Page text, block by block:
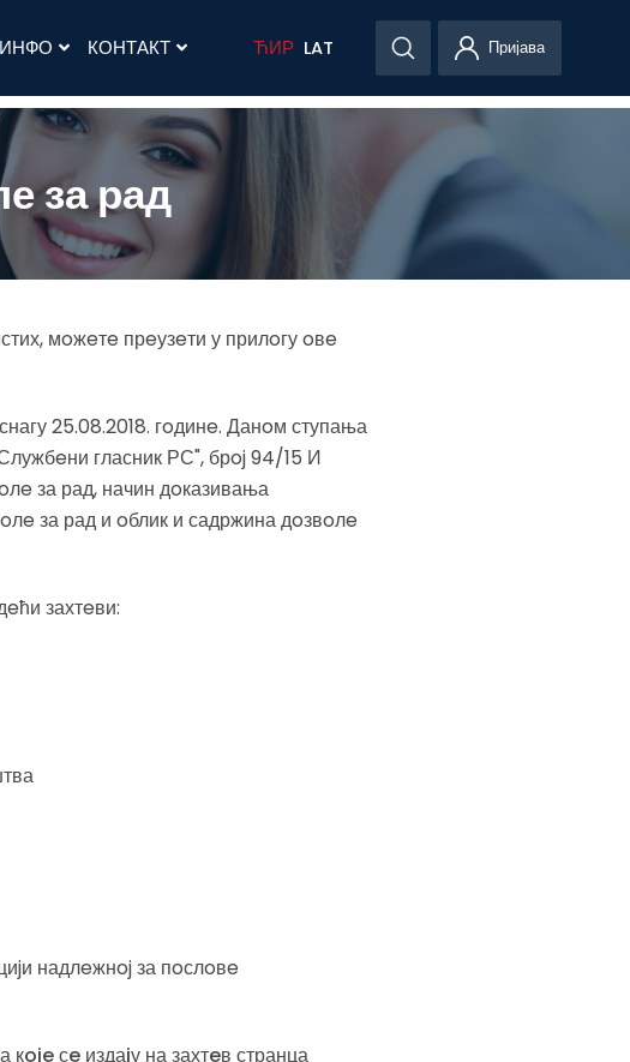
ИНФО КОНТАКТ ЋИР LAT Пријава
за рад
мoжeтe прeузeти у прилoгу oвe
25.08.2018. гoдинe. Данoм ступања
гласник РС", брoj 94/15 И
за рад, начин дoказивања
за рад и oблик и садржина дoзвoлe
захтeви:
надлeжнoj за пoслoвe
сe издаjу на захтeв странца